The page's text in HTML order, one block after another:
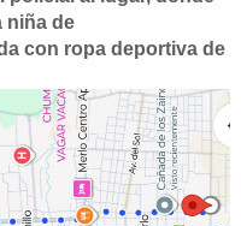
niña de
con ropa deportiva de